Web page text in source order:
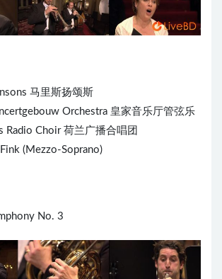
马里斯扬颂斯
Orchestra 皇家音乐厅管弦乐
Radio Choir 荷兰广播合唱团
(Mezzo-Soprano)
No. 3